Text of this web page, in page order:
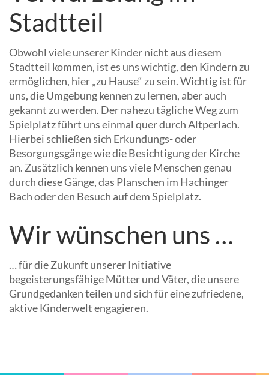
Stadtteil
Obwohl viele unserer Kinder nicht aus diesem
Stadtteil kommen, ist es uns wichtig, den Kindern zu
ermöglichen, hier „zu Hause“ zu sein. Wichtig ist für
uns, die Umgebung kennen zu lernen, aber auch
gekannt zu werden. Der nahezu tägliche Weg zum
Spielplatz führt uns einmal quer durch Altperlach.
Hierbei schließen sich Erkundungs- oder
Besorgungsgänge wie die Besichtigung der Kirche
an. Zusätzlich kennen uns viele Menschen genau
durch diese Gänge, das Planschen im Hachinger
Bach oder den Besuch auf dem Spielplatz.
Wir wünschen uns …
… für die Zukunft unserer Initiative
begeisterungsfähige Mütter und Väter, die unsere
Grundgedanken teilen und sich für eine zufriedene,
aktive Kinderwelt engagieren.